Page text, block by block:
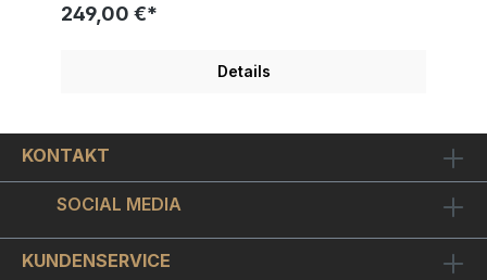
limitiert. Jedes Exemplar ist von Hand nummeriert.
mit sicherlich hohem Wertsteigerungspotential
auch mit einem ca. 1,5 cm breiten, schicken
das Bild ein Format von ca. 27x37
cm. Selbstverständlich bauen wir Ihr Mueller-Stahl
Bild "Kompliment-Rot" konservatorisch in den
Bilderrahmen ein. Wir verschließen die Rahmen
hierbei staubfrei, das heißt wir dichten sie
dauerhaft und in Galerie-Qualität gegen Staub und
Insekten ab, damit Sie auch noch über viele Jahre
249,00 €*
Details
KONTAKT
SOCIAL MEDIA
KUNDENSERVICE